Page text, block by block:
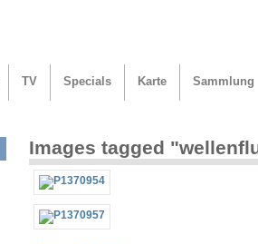
TV Specials Karte Sammlung
Images tagged